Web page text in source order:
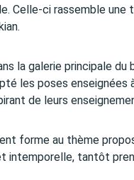
Celle-ci rassemble
la galerie principale
les poses enseignées
de leurs
forme au thème
intemporelle, tantôt